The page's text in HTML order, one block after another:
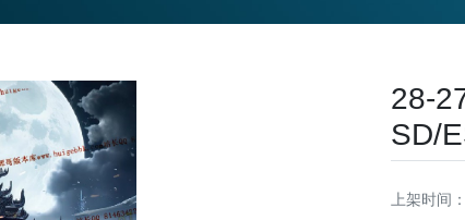
28-
SD/
上架时间